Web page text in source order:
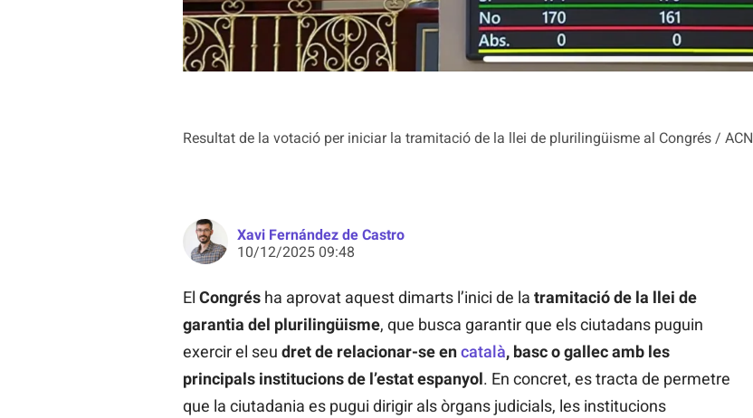
Resultat de la votació per iniciar la tramitació de la llei de plurilingüisme al Congrés / ACN
Xavi Fernández de Castro
10/12/2025 09:48
El Congrésha aprovat aquest dimarts l’inici de la tramitació de la llei de
garantia del plurilingüisme, que busca garantir que els ciutadans puguin
exercir el seu dret de relacionar-se encatalà, basc o gallec amb les
principals institucions de l’estat espanyol. En concret, es tracta de permetre
que la ciutadania es pugui dirigir als òrgans judicials, les institucions